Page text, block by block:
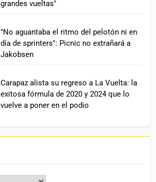
grandes vueltas"
"No aguantaba el ritmo del pelotón ni en
día de sprinters": Picnic no extrañará a
Jakobsen
Carapaz alista su regreso a La Vuelta: la
exitosa fórmula de 2020 y 2024 que lo
vuelve a poner en el podio